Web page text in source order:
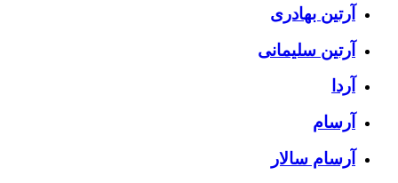
آرتین بهادری
آرتین سلیمانی
آردا
آرسام
آرسام سالار